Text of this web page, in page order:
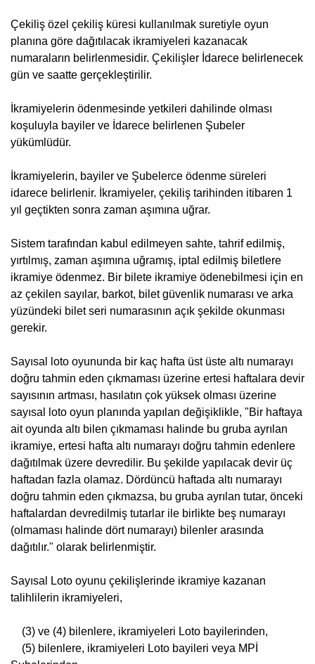
Çekiliş özel çekiliş küresi kullanılmak suretiyle oyun
planına göre dağıtılacak ikramiyeleri kazanacak
numaraların belirlenmesidir. Çekilişler İdarece belirlenecek
gün ve saatte gerçekleştirilir.
İkramiyelerin ödenmesinde yetkileri dahilinde olması
koşuluyla bayiler ve İdarece belirlenen Şubeler
yükümlüdür.
İkramiyelerin, bayiler ve Şubelerce ödenme süreleri
idarece belirlenir. İkramiyeler, çekiliş tarihinden itibaren 1
yıl geçtikten sonra zaman aşımına uğrar.
Sistem tarafından kabul edilmeyen sahte, tahrif edilmiş,
yırtılmış, zaman aşımına uğramış, iptal edilmiş biletlere
ikramiye ödenmez. Bir bilete ikramiye ödenebilmesi için en
az çekilen sayılar, barkot, bilet güvenlik numarası ve arka
yüzündeki bilet seri numarasının açık şekilde okunması
gerekir.
Sayısal loto oyununda bir kaç hafta üst üste altı numarayı
doğru tahmin eden çıkmaması üzerine ertesi haftalara devir
sayısının artması, hasılatın çok yüksek olması üzerine
sayısal loto oyun planında yapılan değişiklikle, "Bir haftaya
ait oyunda altı bilen çıkmaması halinde bu gruba ayrılan
ikramiye, ertesi hafta altı numarayı doğru tahmin edenlere
dağıtılmak üzere devredilir. Bu şekilde yapılacak devir üç
haftadan fazla olamaz. Dördüncü haftada altı numarayı
doğru tahmin eden çıkmazsa, bu gruba ayrılan tutar, önceki
haftalardan devredilmiş tutarlar ile birlikte beş numarayı
(olmaması halinde dört numarayı) bilenler arasında
dağıtılır." olarak belirlenmiştir.
Sayısal Loto oyunu çekilişlerinde ikramiye kazanan
talihlilerin ikramiyeleri,
(3) ve (4) bilenlere, ikramiyeleri Loto bayilerinden,
(5) bilenlere, ikramiyeleri Loto bayileri veya MPİ